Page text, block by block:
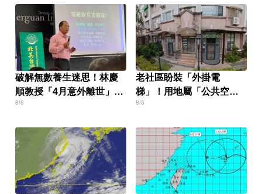
破解無數養生迷思！林慶
順教授「4月意外離世」女
兒悲痛證實
8/8
老社區盼裝「外掛電
梯」！用地屬「公共空
間」卡關
8/6